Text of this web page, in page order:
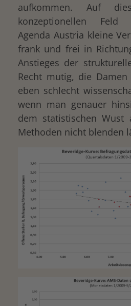
aufkommen. Auf
konzeptionellen
Agenda Austria kleine
frank und frei in
Anstieges der
Recht mutig, die
eben schlecht
wenn man genauer
dem statistischen Wust
Methoden nicht blenden